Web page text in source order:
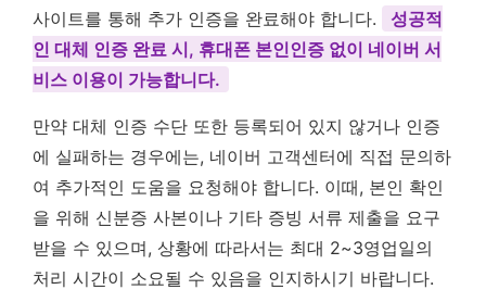
사이트를 통해 추가 인증을 완료해야 합니다.
성공적
인 대체 인증 완료 시, 휴대폰 본인인증 없이 네이버 서
비스 이용이 가능합니다.
만약 대체 인증 수단 또한 등록되어 있지 않거나 인증
에 실패하는 경우에는, 네이버 고객센터에 직접 문의하
여 추가적인 도움을 요청해야 합니다. 이때, 본인 확인
을 위해 신분증 사본이나 기타 증빙 서류 제출을 요구
받을 수 있으며, 상황에 따라서는 최대 2~3영업일의
처리 시간이 소요될 수 있음을 인지하시기 바랍니다.